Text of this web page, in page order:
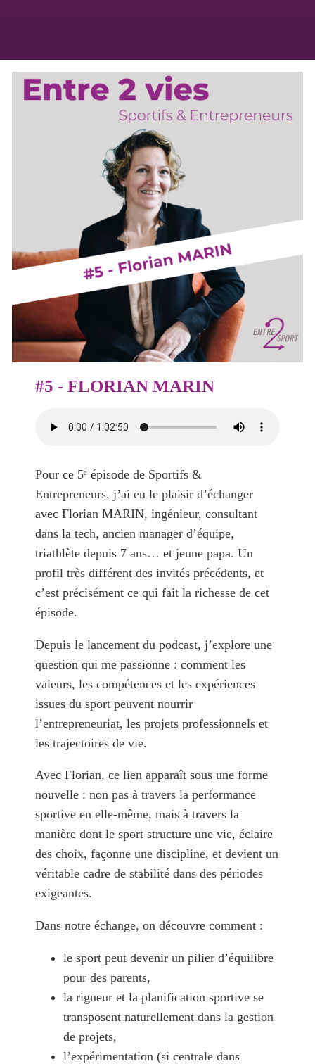
#5 - FLORIAN MARIN
Pour ce 5ᵉ épisode de Sportifs &
Entrepreneurs, j’ai eu le plaisir d’échanger
avec Florian MARIN, ingénieur, consultant
dans la tech, ancien manager d’équipe,
triathlète depuis 7 ans… et jeune papa. Un
profil très différent des invités précédents, et
c’est précisément ce qui fait la richesse de cet
épisode.
Depuis le lancement du podcast, j’explore une
question qui me passionne : comment les
valeurs, les compétences et les expériences
issues du sport peuvent nourrir
l’entrepreneuriat, les projets professionnels et
les trajectoires de vie.
Avec Florian, ce lien apparaît sous une forme
nouvelle : non pas à travers la performance
sportive en elle-même, mais à travers la
manière dont le sport structure une vie, éclaire
des choix, façonne une discipline, et devient un
véritable cadre de stabilité dans des périodes
exigeantes.
Dans notre échange, on découvre comment :
le sport peut devenir un pilier d’équilibre
pour des parents,
la rigueur et la planification sportive se
transposent naturellement dans la gestion
de projets,
l’expérimentation (si centrale dans